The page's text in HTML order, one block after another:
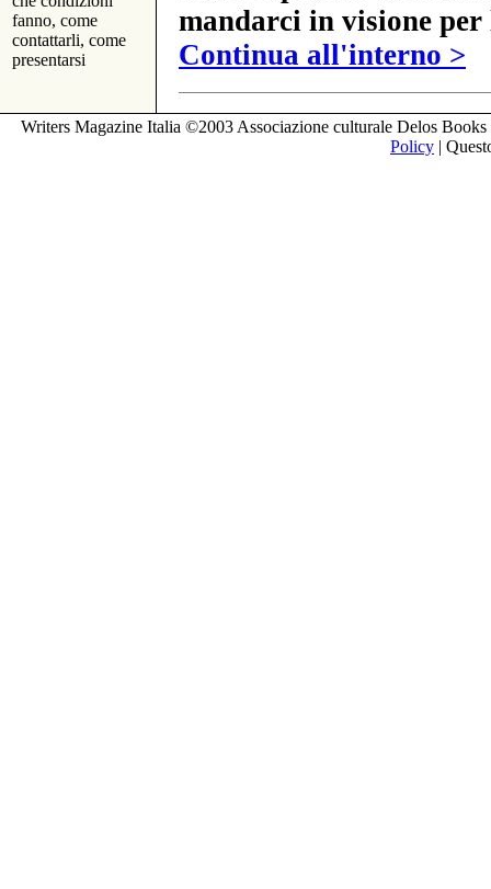
fanno, come
contattarli, come
presentarsi
mandarci in visione
Continua all'interno >
Writers Magazine Italia ©2003 Associazione culturale Delos
Policy |